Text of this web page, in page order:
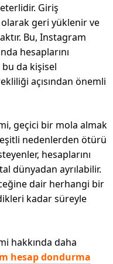
Giriş
olarak geri yüklenir ve
Bu, Instagram
hesaplarını
da kişisel
açısından önemli
geçici bir mola almak
nedenlerden ötürü
hesaplarını
dünyadan ayrılabilir.
dair herhangi bir
kadar süreyle
hakkında daha
hesap dondurma